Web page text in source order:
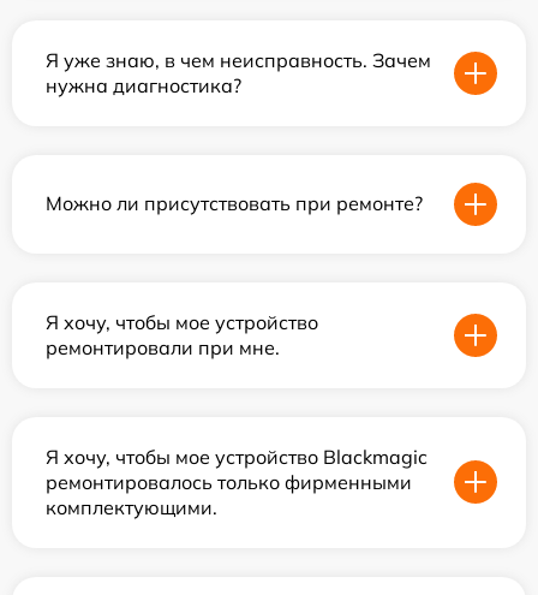
Я уже знаю, в чем неисправность. Зачем
нужна диагностика?
Можно ли присутствовать при ремонте?
Я хочу, чтобы мое устройство
ремонтировали при мне.
Я хочу, чтобы мое устройство Blackmagic
ремонтировалось только фирменными
комплектующими.